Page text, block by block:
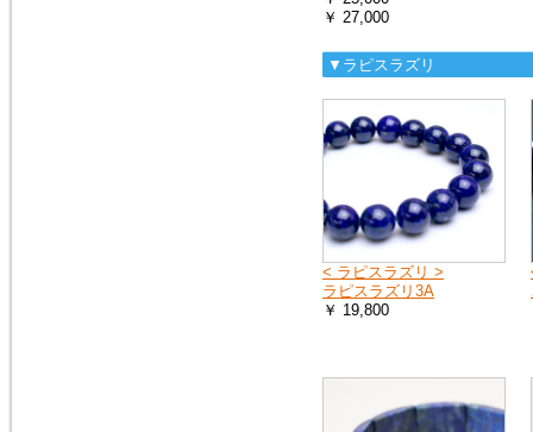
￥ 27,000
▼ラピスラズリ
< ラピスラズリ >
ラピスラズリ3A
￥ 19,800